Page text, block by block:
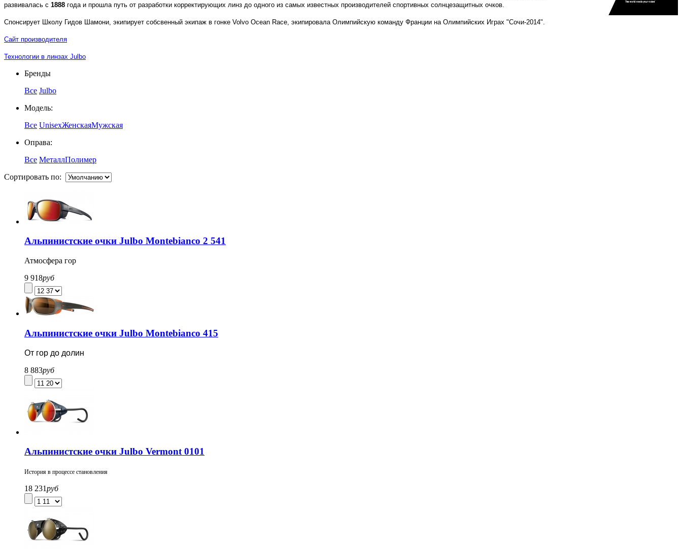
развивалась с 1888 года и прошла путь от разработки корректирующих линз до одного из самых известных производителей спортивных солнцезащитных очков.
Спонсирует Школу Гидов Шамони, экипирует собсвенный экипаж в гонке Volvo Ocean Race, экипировала Олимпийскую команду Франции на Олимпийских Играх "Сочи-2014".
Сайт производителя
Технологии в линзах Julbo
Бренды
Все Julbo
Модель:
Все UnisexЖенскаяМужская
Оправа:
Все МеталлПолимер
Сортировать по:
Альпинистские очки Julbo Montebianco 2 541
Атмосфера гор
9 918руб
Альпинистские очки Julbo Montebianco 415
От гор до долин
8 883руб
Альпинистские очки Julbo Vermont 0101
История в процессе становления
18 231руб